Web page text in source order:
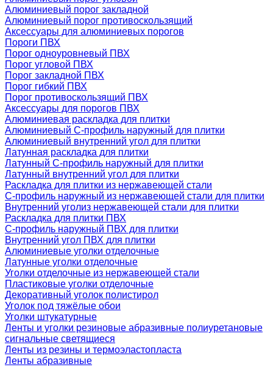
Алюминиевый порог закладной
Алюминиевый порог противоскользящий
Аксессуары для алюминиевых порогов
Пороги ПВХ
Порог одноуровневый ПВХ
Порог угловой ПВХ
Порог закладной ПВХ
Порог гибкий ПВХ
Порог противоскользящий ПВХ
Аксессуары для порогов ПВХ
Алюминиевая раскладка для плитки
Алюминиевый С-профиль наружный для плитки
Алюминиевый внутренний угол для плитки
Латунная раскладка для плитки
Латунный С-профиль наружный для плитки
Латунный внутренний угол для плитки
Раскладка для плитки из нержавеющей стали
С-профиль наружный из нержавеющей стали для плитки
Внутренний уголиз нержавеющей стали для плитки
Раскладка для плитки ПВХ
С-профиль наружный ПВХ для плитки
Внутренний угол ПВХ для плитки
Алюминиевые уголки отделочные
Латунные уголки отделочные
Уголки отделочные из нержавеющей стали
Пластиковые уголки отделочные
Декоративный уголок полистирол
Уголок под тяжёлые обои
Уголки штукатурные
Ленты и уголки резиновые абразивные полиуретановые
сигнальные светящиеся
Ленты из резины и термоэластопласта
Ленты абразивные